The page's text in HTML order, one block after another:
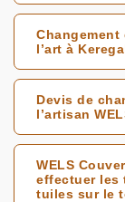
l’art à
Devis de
l’artisan
WELS
effectuer les
tuiles sur le